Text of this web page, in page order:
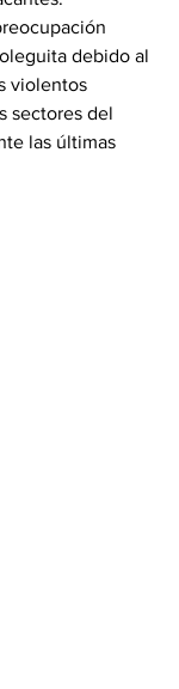
debido al
violentos
sectores del
las últimas